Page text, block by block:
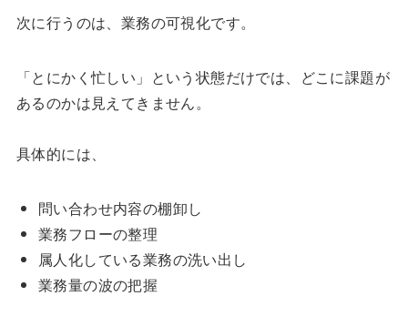
次に行うのは、業務の可視化です。
「とにかく忙しい」という状態だけでは、どこに課題が
あるのかは見えてきません。
具体的には、
問い合わせ内容の棚卸し
業務フローの整理
属人化している業務の洗い出し
業務量の波の把握